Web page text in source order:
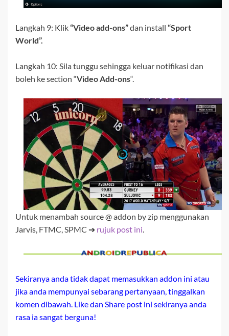
Langkah 9: Klik“Video add-ons”dan install “Sport
World”.
Langkah 10: Sila tunggu sehingga keluar notifikasi dan
boleh ke section “Video Add-ons“.
Untuk menambah source @ addon by zip menggunakan
Jarvis, FTMC, SPMC ➔ rujuk post ini.
Sekiranya anda tidak dapat memasukkan addon ini atau
jika anda mempunyai sebarang pertanyaan, tinggalkan
komen dibawah. Like dan Share post ini sekiranya anda
rasa ia sangat berguna!